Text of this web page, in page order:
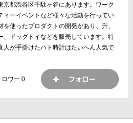
京都渋谷区千駄ヶ谷にあります。ワーク
ィーイベントなど様々な活動を行ってい
使ったプロダクトの開発があり、升、
、ドッグトイなどを販売しています。特
人が手掛けたハト時計はたいへん人気で
ロワー0